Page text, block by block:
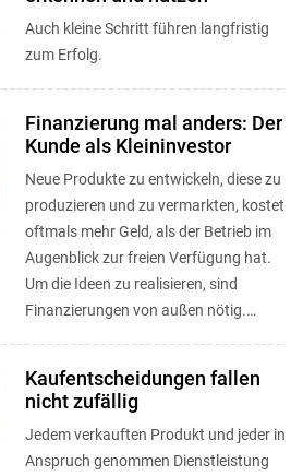
Auch kleine Schritt führen langfristig
zum Erfolg.
Finanzierung mal anders: Der
Kunde als Kleininvestor
Neue Produkte zu entwickeln, diese zu
produzieren und zu vermarkten, kostet
oftmals mehr Geld, als der Betrieb im
Augenblick zur freien Verfügung hat.
Um die Ideen zu realisieren, sind
Finanzierungen von außen nötig.
Kaufentscheidungen fallen
nicht zufällig
Jedem verkauften Produkt und jeder in
Anspruch genommen Dienstleistung